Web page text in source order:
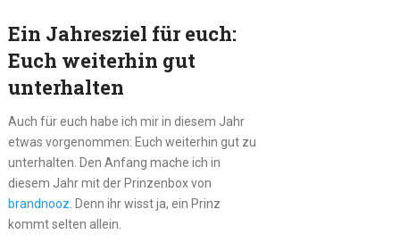
Ein Jahresziel für euch:
Euch weiterhin gut
unterhalten
Auch für euch habe ich mir in diesem Jahr
etwas vorgenommen: Euch weiterhin gut zu
unterhalten. Den Anfang mache ich in
diesem Jahr mit der Prinzenbox von
brandnooz . Denn ihr wisst ja, ein Prinz
kommt selten allein.